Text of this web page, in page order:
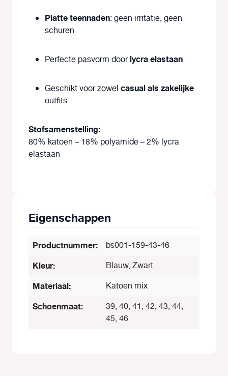
Platte teennaden: geen irritatie, geen
schuren
Perfecte pasvorm doorlycra elastaan
Geschikt voor zowel casual als zakelijke
outfits
Stofsamenstelling:
80% katoen – 18% polyamide – 2% lycra
elastaan
Eigenschappen
Productnummer: bs001-159-43-46
Kleur: Blauw, Zwart
Materiaal: Katoen mix
Schoenmaat:
39, 40, 41, 42, 43, 44,
45, 46